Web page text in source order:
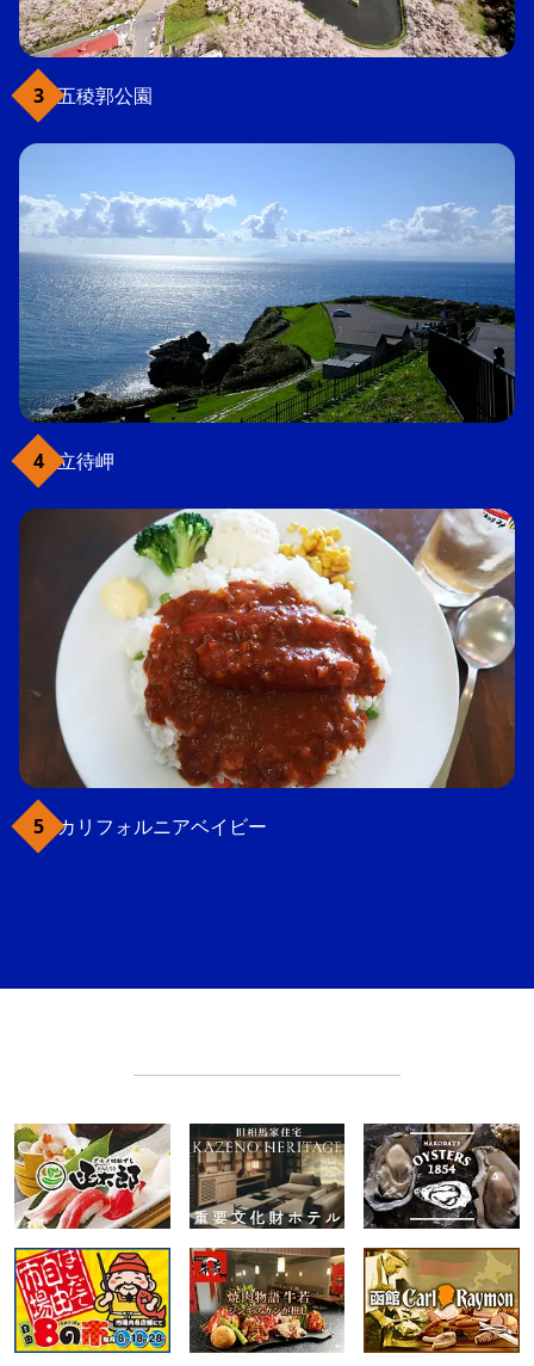
五稜郭公園
立待岬
カリフォルニアベイビー